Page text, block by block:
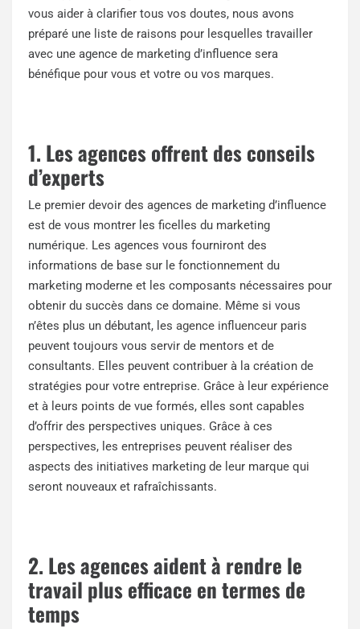
vous aider à clarifier tous vos doutes, nous avons
préparé une liste de raisons pour lesquelles travailler
avec une agence de marketing d’influence sera
bénéfique pour vous et votre ou vos marques.
1. Les agences offrent des conseils
d’experts
Le premier devoir des agences de marketing d’influence
est de vous montrer les ficelles du marketing
numérique. Les agences vous fourniront des
informations de base sur le fonctionnement du
marketing moderne et les composants nécessaires pour
obtenir du succès dans ce domaine. Même si vous
n’êtes plus un débutant, les agence influenceur paris
peuvent toujours vous servir de mentors et de
consultants. Elles peuvent contribuer à la création de
stratégies pour votre entreprise. Grâce à leur expérience
et à leurs points de vue formés, elles sont capables
d’offrir des perspectives uniques. Grâce à ces
perspectives, les entreprises peuvent réaliser des
aspects des initiatives marketing de leur marque qui
seront nouveaux et rafraîchissants.
2. Les agences aident à rendre le
travail plus efficace en termes de
temps